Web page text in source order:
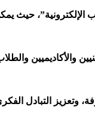
حيث
والأكاديميين
وتعزيز التبادل